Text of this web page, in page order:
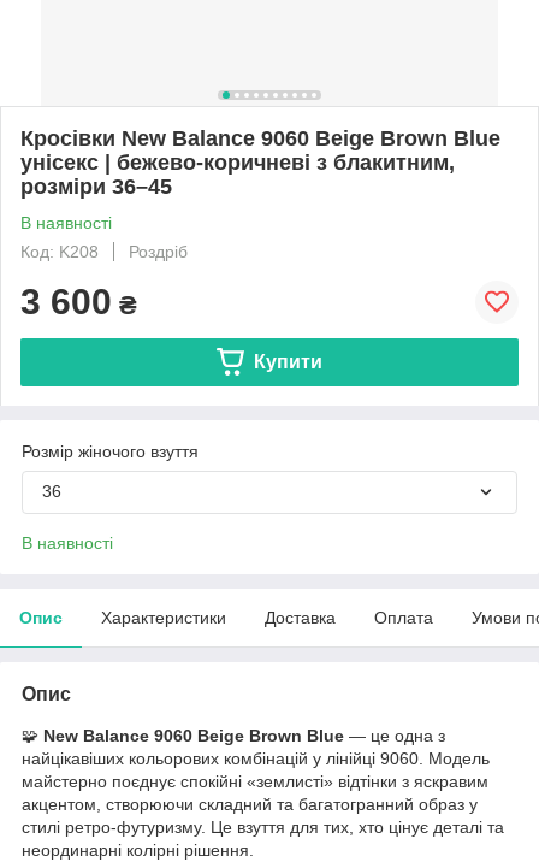
Кросівки New Balance 9060 Beige Brown Blue
унісекс | бежево-коричневі з блакитним,
розміри 36–45
В наявності
Код: K208
Роздріб
3 600 ₴
Купити
Розмір жіночого взуття
36
В наявності
Опис Характеристики Доставка Оплата Умови
Опис
🧩 New Balance 9060 Beige Brown Blue — це одна з
найцікавіших кольорових комбінацій у лінійці 9060. Модель
майстерно поєднує спокійні «землисті» відтінки з яскравим
акцентом, створюючи складний та багатогранний образ у
стилі ретро-футуризму. Це взуття для тих, хто цінує деталі та
неординарні колірні рішення.